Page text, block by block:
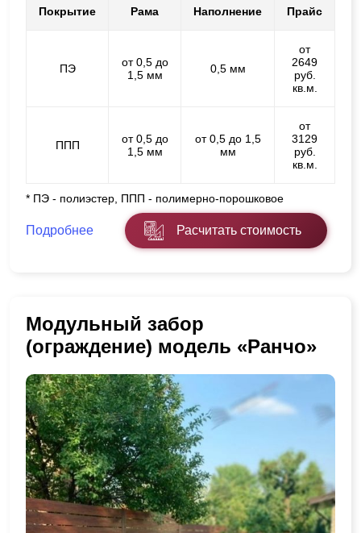
Покрытие Рама Наполнение Прайс
ПЭ
от 0,5 до
1,5 мм
0,5 мм
от
2649
руб.
кв.м.
ППП
от 0,5 до
1,5 мм
от 0,5 до 1,5
мм
от
3129
руб.
кв.м.
* ПЭ - полиэстер, ППП - полимерно-порошковое
Подробнее Расчитать стоимость
Модульный забор
(ограждение) модель «Ранчо»